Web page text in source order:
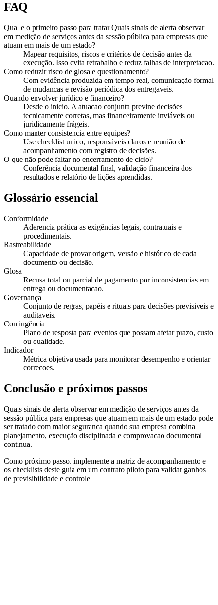
FAQ
Qual e o primeiro passo para tratar Quais sinais de alerta observar
em medição de serviços antes da sessão pública para empresas que
atuam em mais de um estado?
Mapear requisitos, riscos e critérios de decisão antes da
execução. Isso evita retrabalho e reduz falhas de interpretacao.
Como reduzir risco de glosa e questionamento?
Com evidência produzida em tempo real, comunicação formal
de mudancas e revisão periódica dos entregaveis.
Quando envolver jurídico e financeiro?
Desde o inicio. A atuacao conjunta previne decisões
tecnicamente corretas, mas financeiramente inviáveis ou
juridicamente frágeis.
Como manter consistencia entre equipes?
Use checklist unico, responsáveis claros e reunião de
acompanhamento com registro de decisões.
O que não pode faltar no encerramento de ciclo?
Conferência documental final, validação financeira dos
resultados e relatório de lições aprendidas.
Glossário essencial
Conformidade
Aderencia prática as exigências legais, contratuais e
procedimentais.
Rastreabilidade
Capacidade de provar origem, versão e histórico de cada
documento ou decisão.
Glosa
Recusa total ou parcial de pagamento por inconsistencias em
entrega ou documentacao.
Governança
Conjunto de regras, papéis e rituais para decisões previsiveis e
auditaveis.
Contingência
Plano de resposta para eventos que possam afetar prazo, custo
ou qualidade.
Indicador
Métrica objetiva usada para monitorar desempenho e orientar
correcoes.
Conclusão e próximos passos
Quais sinais de alerta observar em medição de serviços antes da
sessão pública para empresas que atuam em mais de um estado pode
ser tratado com maior seguranca quando sua empresa combina
planejamento, execução disciplinada e comprovacao documental
continua.
Como próximo passo, implemente a matriz de acompanhamento e
os checklists deste guia em um contrato piloto para validar ganhos
de previsibilidade e controle.